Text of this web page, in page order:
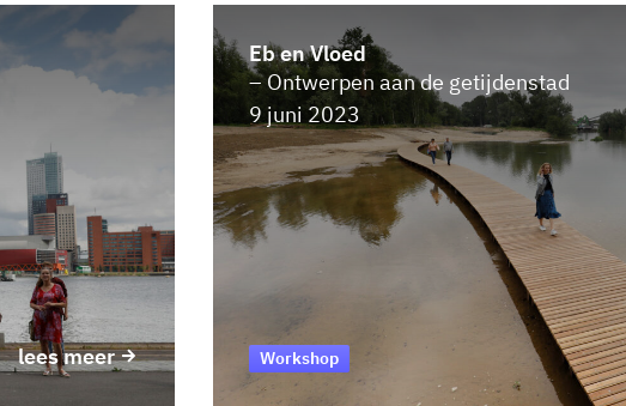
lees meer
Eb en Vloed
– Ontwerpen aan de getijdenstad
9 juni 2023
Workshop